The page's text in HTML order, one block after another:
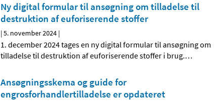
Ny digital formular til ansøgning om tilladelse til
destruktion af euforiserende stoffer
|5. november 2024 |
1. december 2024 tages en ny digital formular til ansøgning om
tilladelse til destruktion af euforiserende stoffer i brug.…
Ansøgningsskema og guide for
engrosforhandlertilladelse er opdateret